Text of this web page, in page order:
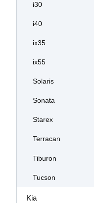
i30
i40
ix35
ix55
Solaris
Sonata
Starex
Terracan
Tiburon
Tucson
Kia